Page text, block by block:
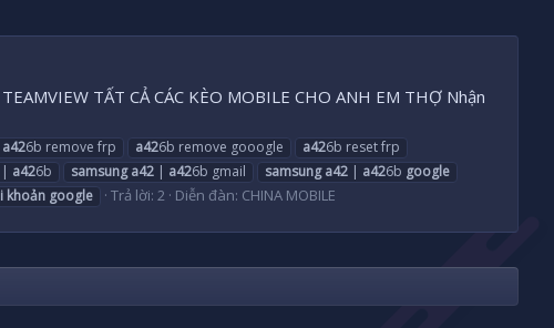
TẤT CẢ CÁC KÈO MOBILE CHO ANH EM THỢ Nhận
a426b remove frp a426b remove gooogle a426b reset frp
| a426b samsung a42 | a426b gmail samsung a42 | a426b google
khoản google Trả lời: 2 Diễn đàn: CHINA MOBILE